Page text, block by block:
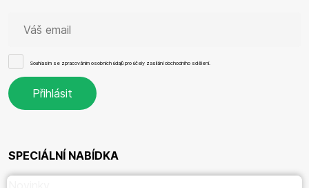
Souhlasím se zpracováním osobních údajů pro účely zasílání obchodního sdělení.
SPECIÁLNÍ NABÍDKA